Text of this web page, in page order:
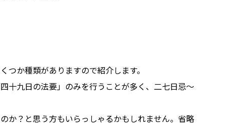
つか種類がありますので紹介します。
十九日の法要」のみを行うことが多く、二七日忌～
か？と思う方もいらっしゃるかもしれません。省略